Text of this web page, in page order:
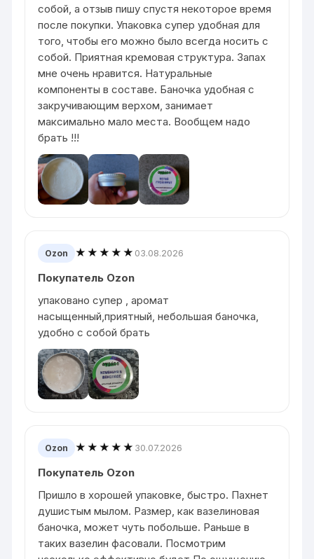
собой, а отзыв пишу спустя некоторое время
после покупки. Упаковка супер удобная для
того, чтобы его можно было всегда носить с
собой. Приятная кремовая структура. Запах
мне очень нравится. Натуральные
компоненты в составе. Баночка удобная с
закручивающим верхом, занимает
максимально мало места. Вообщем надо
брать !!!
Ozon ★★★★★ 03.08.2026
Покупатель Ozon
упаковано супер , аромат
насыщенный,приятный, небольшая баночка,
удобно с собой брать
Ozon ★★★★★ 30.07.2026
Покупатель Ozon
Пришло в хорошей упаковке, быстро. Пахнет
душистым мылом. Размер, как вазелиновая
баночка, может чуть побольше. Раньше в
таких вазелин фасовали. Посмотрим